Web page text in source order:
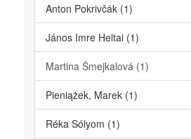
Anton Pokrivčák (1)
János Imre Heltai (1)
Martina Šmejkalová (1)
Pieniążek, Marek (1)
Réka Sólyom (1)